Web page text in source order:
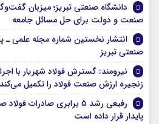
دانشگاه صنعتی تبریز؛ میزبان
صنعت و دولت برای حل مسائل جامعه
انتشار نخستین شماره مجله علمی
صنعتی تبریز
نیرومند: گسترش فولاد شهریار با
زنجیره ارزش صنعت فولاد را تکمیل می‌کند
رفیعی رشد ۵ برابری
پایدار قرار داده است